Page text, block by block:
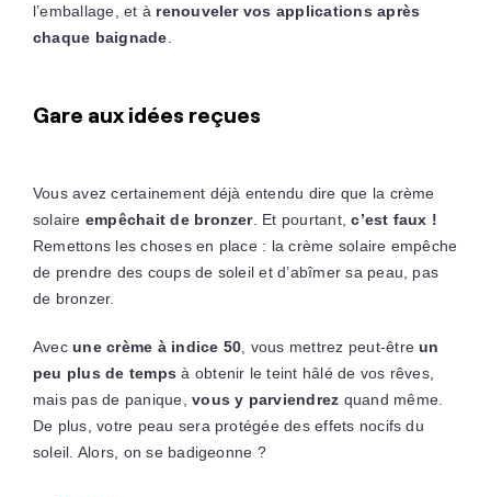
l’emballage, et à renouveler vos applications après
chaque baignade
Gare aux idées reçues
Vous avez certainement déjà entendu dire que la crème
solaire empêchait de bronzer. Et pourtant,c’est faux !
Remettons les choses en place : la crème solaire empêche
de prendre des coups de soleil et d’abîmer sa peau, pas
de bronzer.
Avecune crème à indice 50 , vous mettrez peut-êtreun
peu plus de temps à obtenir le teint hâlé de vos rêves,
mais pas de panique,vous y parviendrez quand même.
De plus, votre peau sera protégée des effets nocifs du
soleil. Alors, on se badigeonne ?